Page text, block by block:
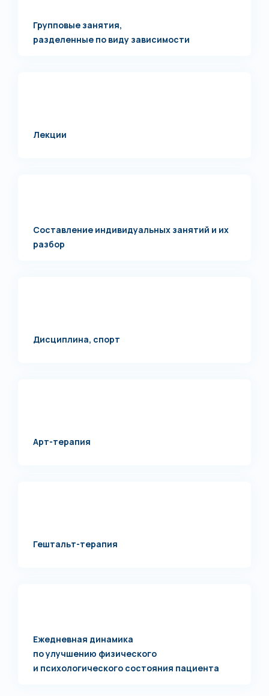
Групповые занятия,
разделенные по виду зависимости
Лекции
Составление индивидуальных занятий и их
разбор
Дисциплина, спорт
Арт-терапия
Гештальт-терапия
Ежедневная динамика
по улучшению физического
и психологического состояния пациента